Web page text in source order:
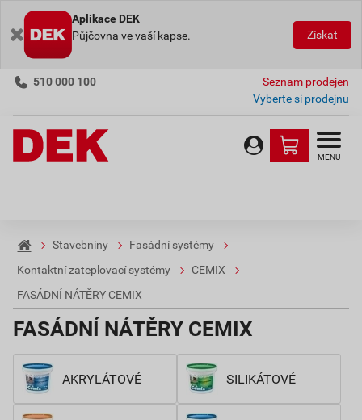
Aplikace DEK
Půjčovna ve vaší kapse.
Získat
510 000 100
Seznam prodejen
Vyberte si prodejnu
MENU
Stavebniny
Fasádní systémy
Kontaktní zateplovací systémy
CEMIX
FASÁDNÍ NÁTĚRY CEMIX
FASÁDNÍ NÁTĚRY CEMIX
AKRYLÁTOVÉ SILIKÁTOVÉ